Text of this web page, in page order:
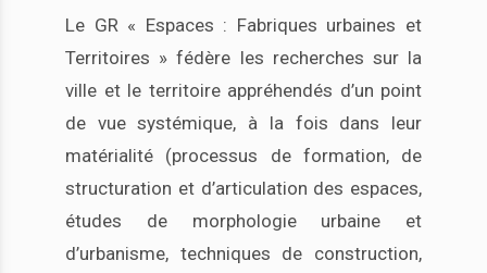
Le GR « Espaces : Fabriques urbaines et
Territoires » fédère les recherches sur la
ville et le territoire appréhendés d’un point
de vue systémique, à la fois dans leur
matérialité (processus de formation, de
structuration et d’articulation des espaces,
études de morphologie urbaine et
d’urbanisme, techniques de construction,